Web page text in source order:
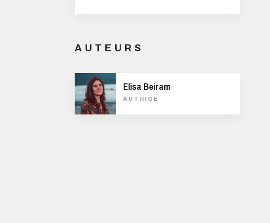
AUTEURS
Elisa Beiram
AUTRICE